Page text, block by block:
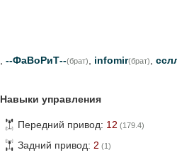
--ФаВоРиТ--(брат) infomir(брат)
Навыки управления
Передний привод: 12 (179.4)
Задний привод: 2 (1)